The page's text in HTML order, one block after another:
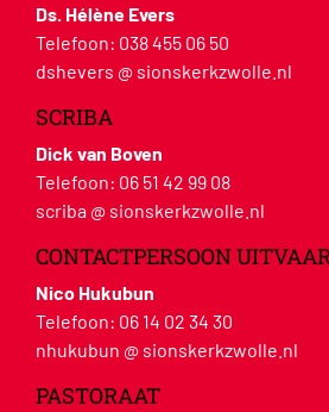
Ds. Hélène Evers
Telefoon: 038 455 06 50
dshevers @ sionskerkzwolle.nl
SCRIBA
Dick van Boven
Telefoon: 06 51 42 99 08
scriba @ sionskerkzwolle.nl
CONTACTPERSOON
Nico Hukubun
Telefoon: 06 14 02 34 30
nhukubun @ sionskerkzwolle.nl
PASTORAAT